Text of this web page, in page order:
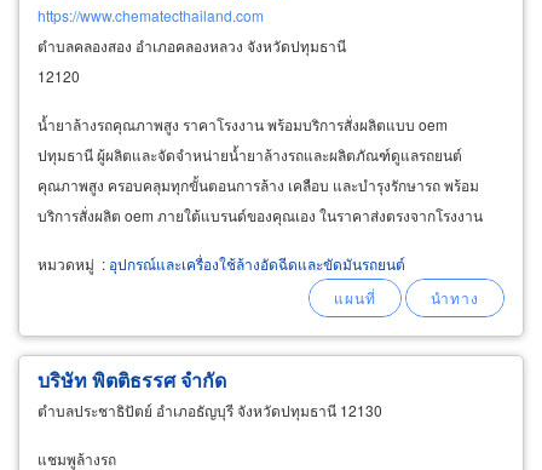
https://www.chematecthailand.com
ตำบลคลองสอง อำเภอคลองหลวง จังหวัดปทุมธานี
12120
น้ำยาล้างรถคุณภาพสูง ราคาโรงงาน พร้อมบริการสั่งผลิตแบบ oem
ปทุมธานี ผู้ผลิตและจัดจำหน่ายน้ำยาล้างรถและผลิตภัณฑ์ดูแลรถยนต์
คุณภาพสูง ครอบคลุมทุกขั้นตอนการล้าง เคลือบ และบำรุงรักษารถ พร้อม
บริการสั่งผลิต oem ภายใต้แบรนด์ของคุณเอง ในราคาส่งตรงจากโรงงาน
หมวดหมู่ : อุปกรณ์และเครื่องใช้ล้างอัดฉีดและขัดมันรถยนต์
บริษัท พิตติธรรศ จำกัด
ตำบลประชาธิปัตย์ อำเภอธัญบุรี จังหวัดปทุมธานี 12130
แชมพูล้างรถ